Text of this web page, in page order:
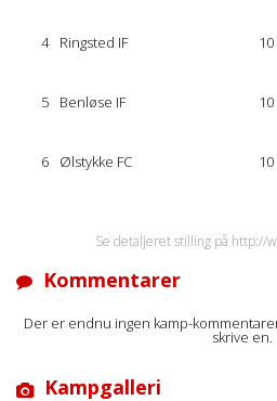
4 Ringsted IF 10
5 Benløse IF 10
6 Ølstykke FC 10
Se detaljeret stilling på http://
Kommentarer
Der er endnu ingen kamp-
skrive en.
Kampgalleri